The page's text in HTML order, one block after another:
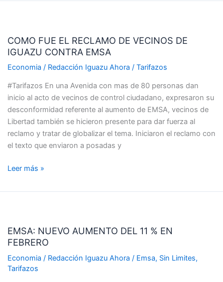
COMO FUE EL RECLAMO DE VECINOS DE
IGUAZU CONTRA EMSA
Economia / Redacción Iguazu Ahora / Tarifazos
#Tarifazos En una Avenida con mas de 80 personas dan
inicio al acto de vecinos de control ciudadano, expresaron su
desconformidad referente al aumento de EMSA, vecinos de
Libertad también se hicieron presente para dar fuerza al
reclamo y tratar de globalizar el tema. Iniciaron el reclamo con
el texto que enviaron a posadas y
EL
RECLAMO
DE
DE
IGUAZU
CONTRA
EMSA
Leer más »
EMSA: NUEVO AUMENTO DEL 11 % EN
FEBRERO
Economia / Redacción Iguazu Ahora / Emsa, Sin Limites,
Tarifazos
AUMENTO
DEL
11
%